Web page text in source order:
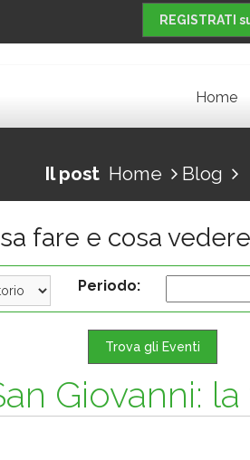
REGISTRATI
Home
Il post Home Blog
fare e cosa
Periodo:
Trova gli Eventi
Giovanni: